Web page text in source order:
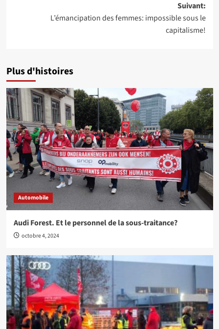
Suivant:
L’émancipation des femmes: impossible sous le
capitalisme!
Plus d'histoires
Automobile
Audi Forest. Et le personnel de la sous-traitance?
octobre 4, 2024